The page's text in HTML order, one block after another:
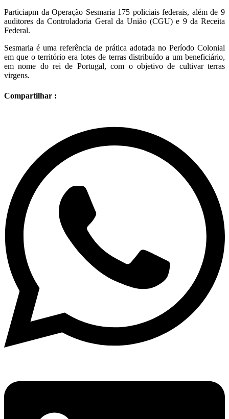
Particiapm da Operação Sesmaria 175 policiais federais, além de 9
auditores da Controladoria Geral da União (CGU) e 9 da Receita
Federal.
Sesmaria é uma referência de prática adotada no Período Colonial
em que o território era lotes de terras distribuído a um beneficiário,
em nome do rei de Portugal, com o objetivo de cultivar terras
virgens.
Compartilhar :